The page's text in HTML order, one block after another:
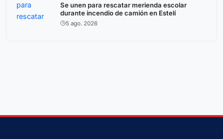
Se unen para rescatar merienda escolar
durante incendio de camión en Estelí
5 ago. 2026